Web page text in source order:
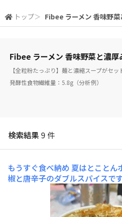
トップ＞ Fibee ラーメン 香味野菜
Fibee ラーメン 香味野菜と濃厚
【全粒粉たっぷり】麺と濃縮スープがセッ
発酵性食物繊維量：5.8g（分析例）
検索結果9 件
もうすぐ食べ納め 夏はとことん
椒と唐辛子のダブルスパイスで